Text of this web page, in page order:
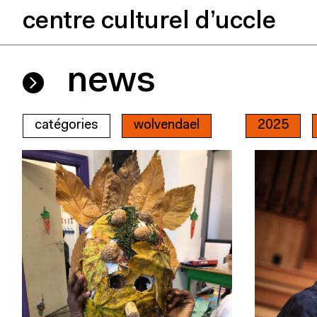
centre culturel d’uccle
news
catégories wolvendael 2025